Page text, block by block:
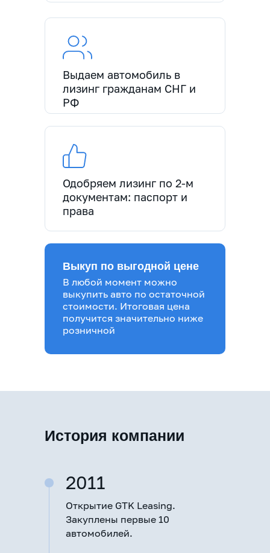
Выдаем автомобиль в
лизинг гражданам СНГ и
РФ
Одобряем лизинг по 2-м
документам: паспорт и
права
В любой момент можно
выкупить авто по остаточной
стоимости. Итоговая цена
получится значительно ниже
розничной
Выкуп по выгодной цене
История компании
2011
Открытие GTK Leasing.
Закуплены первые 10
автомобилей.